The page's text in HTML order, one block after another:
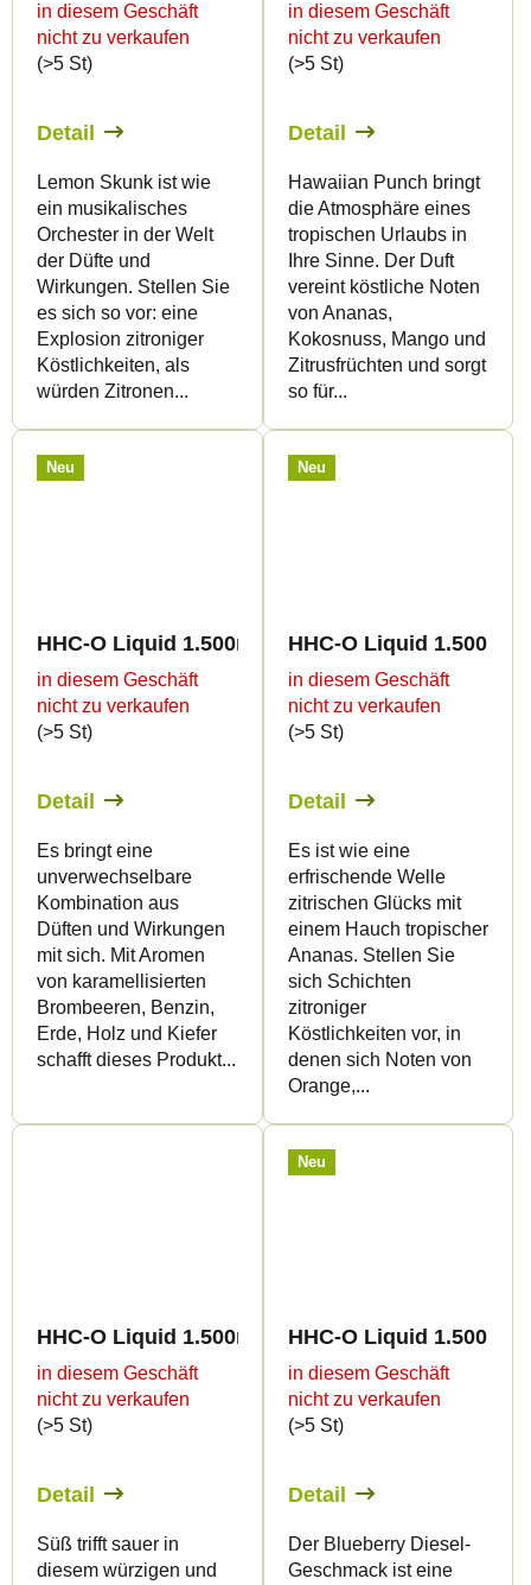
in diesem Geschäft
nicht zu verkaufen
(>5 St)
Detail
Lemon Skunk ist wie
ein musikalisches
Orchester in der Welt
der Düfte und
Wirkungen. Stellen Sie
es sich so vor: eine
Explosion zitroniger
Köstlichkeiten, als
würden Zitronen...
in diesem Geschäft
nicht zu verkaufen
(>5 St)
Detail
Hawaiian Punch bringt
die Atmosphäre eines
tropischen Urlaubs in
Ihre Sinne. Der Duft
vereint köstliche Noten
von Ananas,
Kokosnuss, Mango und
Zitrusfrüchten und sorgt
so für...
Neu
HHC-O Liquid 1.500mg - Marionberry Kush
in diesem Geschäft
nicht zu verkaufen
(>5 St)
Detail
Es bringt eine
unverwechselbare
Kombination aus
Düften und Wirkungen
mit sich. Mit Aromen
von karamellisierten
Brombeeren, Benzin,
Erde, Holz und Kiefer
schafft dieses Produkt...
Neu
HHC-O Liquid 1.500mg
in diesem Geschäft
nicht zu verkaufen
(>5 St)
Detail
Es ist wie eine
erfrischende Welle
zitrischen Glücks mit
einem Hauch tropischer
Ananas. Stellen Sie
sich Schichten
zitroniger
Köstlichkeiten vor, in
denen sich Noten von
Orange,...
HHC-O Liquid 1.500mg - Sour Mango
in diesem Geschäft
nicht zu verkaufen
(>5 St)
Detail
Süß trifft sauer in
diesem würzigen und
Neu
HHC-O Liquid 1.500mg
in diesem Geschäft
nicht zu verkaufen
(>5 St)
Detail
Der Blueberry Diesel-
Geschmack ist eine